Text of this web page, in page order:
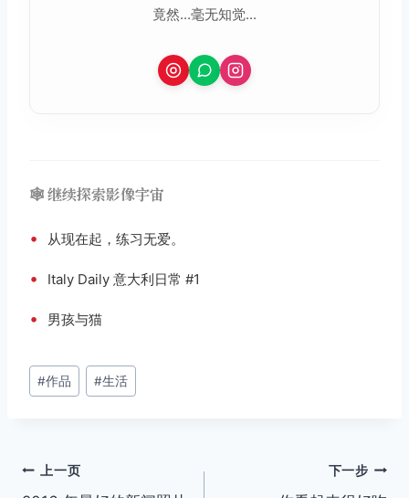
竟然...毫无知觉...
🕸️ 继续探索影像宇宙
• 从现在起，练习无爱。
• Italy Daily 意大利日常 #1
• 男孩与猫
文
章
#作品 #生活
文上一页 下一步